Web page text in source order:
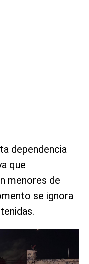
dependencia
que
menores de
se ignora